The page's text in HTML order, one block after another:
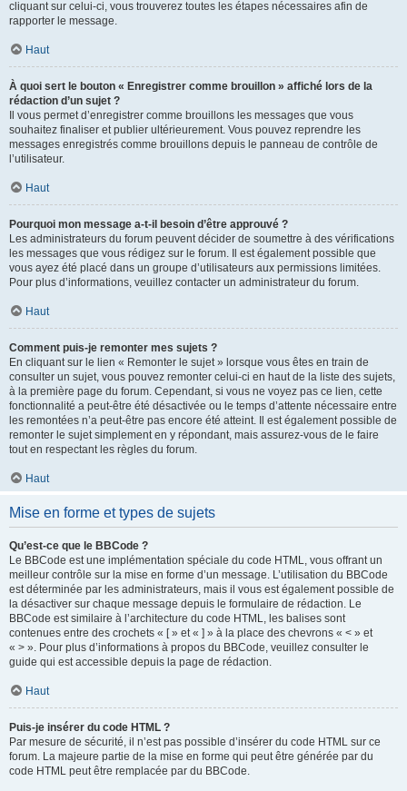
cliquant sur celui-ci, vous trouverez toutes les étapes nécessaires afin de
rapporter le message.
Haut
À quoi sert le bouton « Enregistrer comme brouillon » affiché lors de la
rédaction d’un sujet ?
Il vous permet d’enregistrer comme brouillons les messages que vous
souhaitez finaliser et publier ultérieurement. Vous pouvez reprendre les
messages enregistrés comme brouillons depuis le panneau de contrôle de
l’utilisateur.
Haut
Pourquoi mon message a-t-il besoin d’être approuvé ?
Les administrateurs du forum peuvent décider de soumettre à des vérifications
les messages que vous rédigez sur le forum. Il est également possible que
vous ayez été placé dans un groupe d’utilisateurs aux permissions limitées.
Pour plus d’informations, veuillez contacter un administrateur du forum.
Haut
Comment puis-je remonter mes sujets ?
En cliquant sur le lien « Remonter le sujet » lorsque vous êtes en train de
consulter un sujet, vous pouvez remonter celui-ci en haut de la liste des sujets,
à la première page du forum. Cependant, si vous ne voyez pas ce lien, cette
fonctionnalité a peut-être été désactivée ou le temps d’attente nécessaire entre
les remontées n’a peut-être pas encore été atteint. Il est également possible de
remonter le sujet simplement en y répondant, mais assurez-vous de le faire
tout en respectant les règles du forum.
Haut
Mise en forme et types de sujets
Qu’est-ce que le BBCode ?
Le BBCode est une implémentation spéciale du code HTML, vous offrant un
meilleur contrôle sur la mise en forme d’un message. L’utilisation du BBCode
est déterminée par les administrateurs, mais il vous est également possible de
la désactiver sur chaque message depuis le formulaire de rédaction. Le
BBCode est similaire à l’architecture du code HTML, les balises sont
contenues entre des crochets « [ » et « ] » à la place des chevrons « < » et
« > ». Pour plus d’informations à propos du BBCode, veuillez consulter le
guide qui est accessible depuis la page de rédaction.
Haut
Puis-je insérer du code HTML ?
Par mesure de sécurité, il n’est pas possible d’insérer du code HTML sur ce
forum. La majeure partie de la mise en forme qui peut être générée par du
code HTML peut être remplacée par du BBCode.